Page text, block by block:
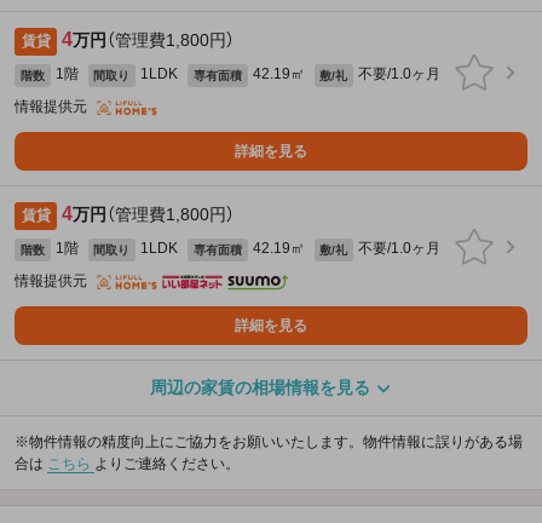
賃貸 4万円 （管理費1,800円）
階数 1階 間取り 1LDK 専有面積 42.19㎡ 敷/礼
不要/1.0ヶ月
情報提供元
詳細を見る
賃貸 4万円 （管理費1,800円）
階数 1階 間取り 1LDK 専有面積 42.19㎡ 敷/礼
不要/1.0ヶ月
情報提供元
詳細を見る
周辺の家賃の相場情報を見る
※物件情報の精度向上にご協力をお願いいたします。物件情報に誤りがある場
合は こちら よりご連絡ください。